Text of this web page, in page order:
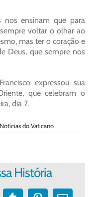
nos ensinam que para
voltar o olhar ao
mas ter o coração e
Deus, que sempre nos
expressou sua
que celebram o
dia 7.
Notícias do Vaticano
História